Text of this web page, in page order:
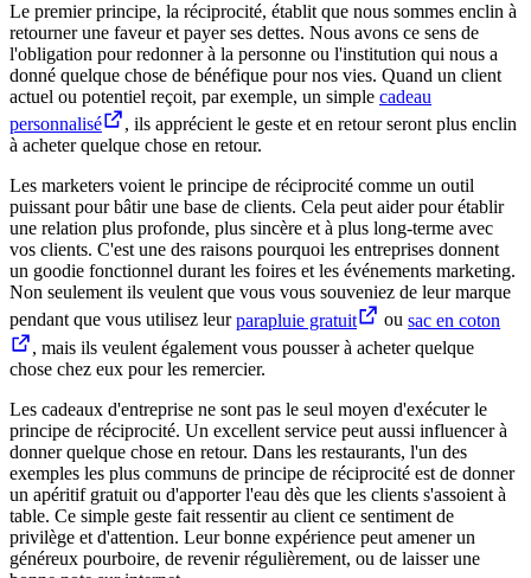
Le premier principe, la réciprocité, établit que nous sommes enclin à
retourner une faveur et payer ses dettes. Nous avons ce sens de
l'obligation pour redonner à la personne ou l'institution qui nous a
donné quelque chose de bénéfique pour nos vies. Quand un client
actuel ou potentiel reçoit, par exemple, un simple cadeau
personnalisé
, ils apprécient le geste et en retour seront plus enclin
à acheter quelque chose en retour.
Les marketers voient le principe de réciprocité comme un outil
puissant pour bâtir une base de clients. Cela peut aider pour établir
une relation plus profonde, plus sincère et à plus long-terme avec
vos clients. C'est une des raisons pourquoi les entreprises donnent
un goodie fonctionnel durant les foires et les événements marketing.
Non seulement ils veulent que vous vous souveniez de leur marque
pendant que vous utilisez leurparapluie gratuit ousac en coton
, mais ils veulent également vous pousser à acheter quelque
chose chez eux pour les remercier.
Les cadeaux d'entreprise ne sont pas le seul moyen d'exécuter le
principe de réciprocité. Un excellent service peut aussi influencer à
donner quelque chose en retour. Dans les restaurants, l'un des
exemples les plus communs de principe de réciprocité est de donner
un apéritif gratuit ou d'apporter l'eau dès que les clients s'assoient à
table. Ce simple geste fait ressentir au client ce sentiment de
privilège et d'attention. Leur bonne expérience peut amener un
généreux pourboire, de revenir régulièrement, ou de laisser une